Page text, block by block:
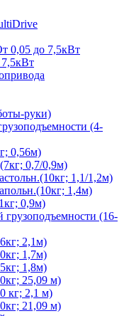
0,05 до 7,5кВт
руки)
(4-
0,56м)
0,7/0,9м)
1,1/1,2м)
1,4м)
0,9м)
грузоподъемности (16-
2,1м)
1,7м)
1,8м)
25,09 м)
кг; 2,1 м)
21,09 м)